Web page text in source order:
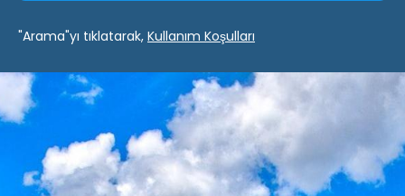
"Arama"yı tıklatarak, Kullanım Koşulları